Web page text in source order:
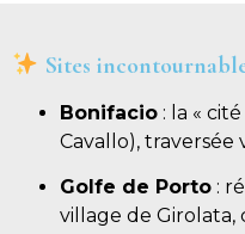
Sites
Bonifacio : la «
Cavallo), traversée
Golfe de Porto :
village de Girolata,